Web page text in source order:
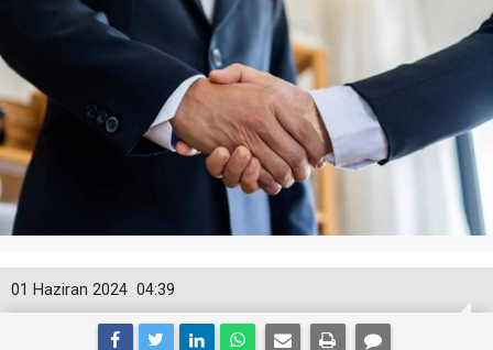
04:39
01 Haziran 2024